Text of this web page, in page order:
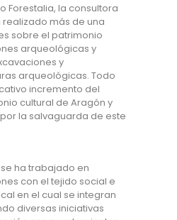
Forestalia, la consultora
más de una
sobre el patrimonio
arqueológicas y
y
arqueológicas. Todo
incremento del
cultural de Aragón y
la salvaguarda de este
ha trabajado en
con el tejido social e
en el cual se integran
diversas iniciativas